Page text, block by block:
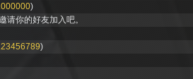
)
请你的好友加入吧。
)